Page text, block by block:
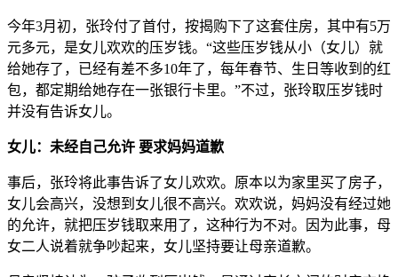
今年3月初，张玲付了首付，按揭购下了这套住房，其中有5万
元多元，是女儿欢欢的压岁钱。“这些压岁钱从小（女儿）就
给她存了，已经有差不多10年了，每年春节、生日等收到的红
包，都定期给她存在一张银行卡里。”不过，张玲取压岁钱时
并没有告诉女儿。
女儿：未经自己允许 要求妈妈道歉
事后，张玲将此事告诉了女儿欢欢。原本以为家里买了房子，
女儿会高兴，没想到女儿很不高兴。欢欢说，妈妈没有经过她
的允许，就把压岁钱取来用了，这种行为不对。因为此事，母
女二人说着就争吵起来，女儿坚持要让母亲道歉。